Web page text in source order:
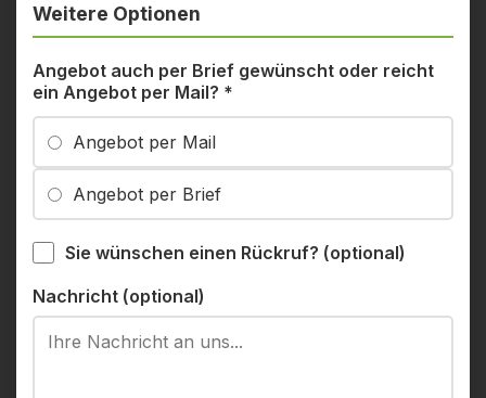
Weitere Optionen
Angebot auch per Brief gewünscht oder reicht
ein Angebot per Mail? *
Angebot per Mail
Angebot per Brief
Sie wünschen einen Rückruf? (optional)
Nachricht (optional)